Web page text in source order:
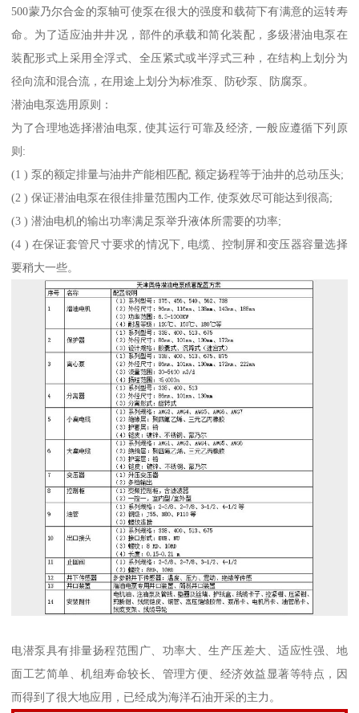
500蒙乃尔合金的泵轴可使泵在很大的强度和载荷下有满意的运转寿
命。为了适应油井井况，部件的承载和简化装配，多级潜油电泵在
装配形式上采用全浮式、全压紧式或半浮式三种，在结构上划分为
径向流和混合流，在用途上划分为标准泵、防砂泵、防腐泵。
潜油电泵选用原则：
为了合理地选择潜油电泵, 使其运行可靠及经济, 一般应遵循下列原
则:
(1 ) 泵的额定排量与油井产能相匹配, 额定扬程等于油井的总动压头;
(2 ) 保证潜油电泵在很佳排量范围内工作, 使泵效尽可能达到很高;
(3 ) 潜油电机的输出功率满足泵举升液体所需要的功率;
(4 ) 在保证套管尺寸要求的情况下, 电缆、控制屏和变压器容量选择
要稍大一些。
电潜泵具有排量扬程范围广、功率大、生产压差大、适应性强、地
面工艺简单、机组寿命较长、管理方便、经济效益显著等特点，因
而得到了很大地应用，已经成为海洋石油开采的主力。